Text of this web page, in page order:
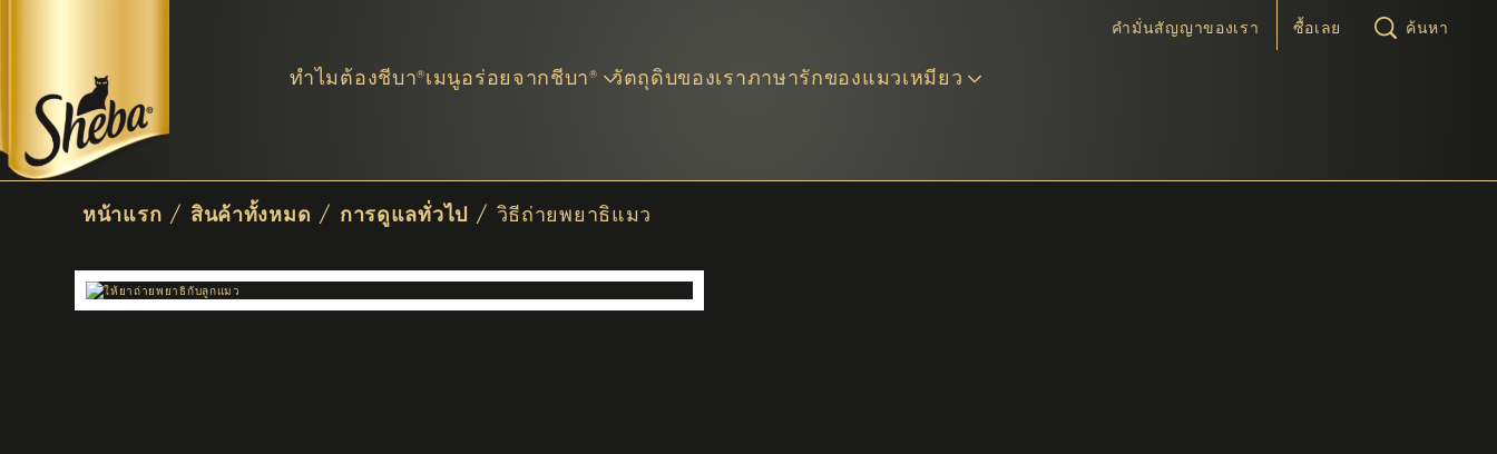
ทำไมต้องชีบา®เมนูอร่อยจากชีบา® วัตถุดิบของเราภาษารักของแมวเหมียว
คำมั่นสัญญาของเรา ซื้อเลย ค้นหา
Breadcrumbหน้าแรก / สินค้าทั้งหมด / การดูแลทั่วไป / วิธีถ่ายพยาธิแมว